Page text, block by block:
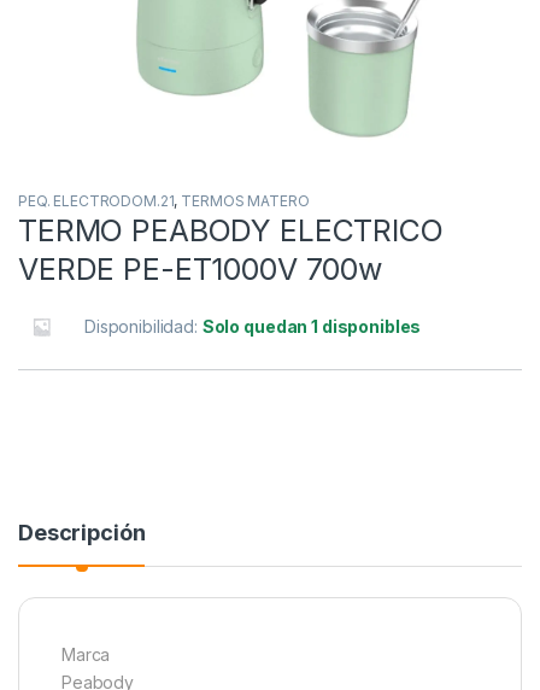
PEQ. ELECTRODOM.21, TERMOS MATERO
TERMO PEABODY ELECTRICO
VERDE PE-ET1000V 700w
Disponibilidad: Solo quedan 1 disponibles
Descripción
Marca
Peabody